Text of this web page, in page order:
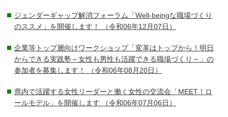
ジェンダーギャップ解消フォーラム「Well-beingな職場づくり
のススメ」を開催します！
（令和06年12月07日）
企業等トップ層向けワークショップ「変革はトップから！明日
からできる実践塾～女性も男性も活躍できる職場づくり～」の
参加者を募集します！
（令和06年08月20日）
県内で活躍する女性リーダーと働く女性の交流会「MEET！ロ
ールモデル」を開催します （令和06年07月06日）